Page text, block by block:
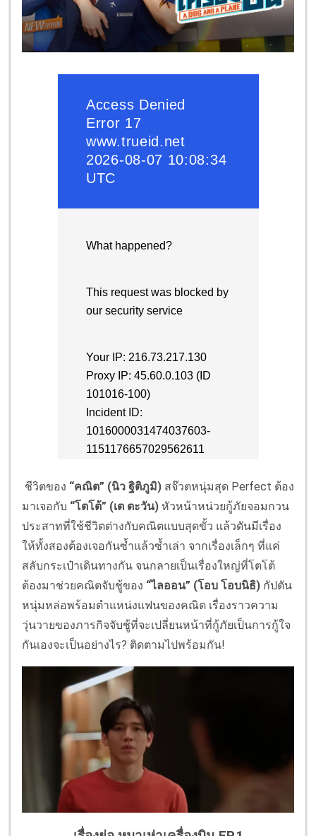
ชีวิตของ “คณิต” (นิว ฐิติภูมิ) สจ๊วตหนุ่มสุด Perfect ต้อง
มาเจอกับ “โตโต้” (เต ตะวัน) หัวหน้าหน่วยกู้ภัยจอมกวน
ประสาทที่ใช้ชีวิตต่างกับคณิตแบบสุดขั้ว แล้วดันมีเรื่อง
ให้ทั้งสองต้องเจอกันซ้ำแล้วซ้ำเล่า จากเรื่องเล็กๆ ที่แค่
สลับกระเป๋าเดินทางกัน จนกลายเป็นเรื่องใหญ่ที่โตโต้
ต้องมาช่วยคณิตจับชู้ของ “ไลออน” (โอบ โอบนิธิ) กัปตัน
หนุ่มหล่อพร้อมตำแหน่งแฟนของคณิต เรื่องราวความ
วุ่นวายของภารกิจจับชู้ที่จะเปลี่ยนหน้าที่กู้ภัยเป็นการกู้ใจ
กันเองจะเป็นอย่างไร? ติดตามไปพร้อมกัน!